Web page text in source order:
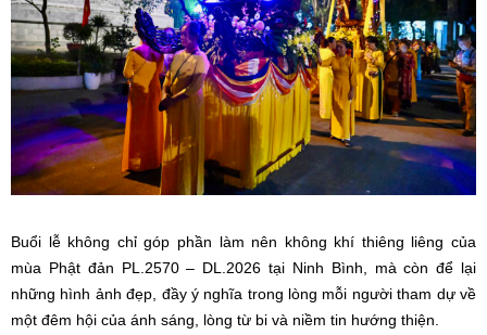
Buổi lễ không chỉ góp phần làm nên không khí thiêng liêng của
mùa Phật đản PL.2570 – DL.2026 tại Ninh Bình, mà còn để lại
những hình ảnh đẹp, đầy ý nghĩa trong lòng mỗi người tham dự về
một đêm hội của ánh sáng, lòng từ bi và niềm tin hướng thiện.